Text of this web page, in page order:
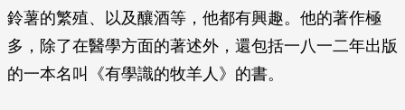
鈴薯的繁殖、以及釀酒等，他都有興趣。他的著作極
多，除了在醫學方面的著述外，還包括一八一二年出版
的一本名叫《有學識的牧羊人》的書。